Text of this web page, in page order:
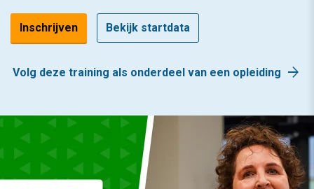
Inschrijven Bekijk startdata
Volg deze training als onderdeel van een opleiding arrow_forward